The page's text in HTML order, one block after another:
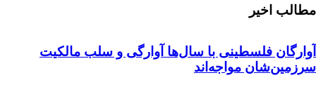
مطالب اخیر
آوارگان فلسطینی با سال‌ها آوارگی و سلب مالكيت
سرزمين‌شان مواجه‌اند